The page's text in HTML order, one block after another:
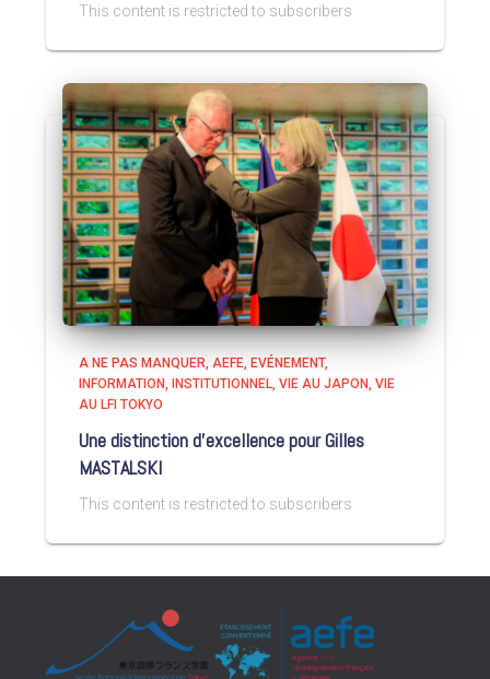
This content is restricted to subscribers
A NE PAS MANQUER AEFE EVÉNEMENT
INFORMATION
INSTITUTIONNEL VIE AU JAPON VIE
AU LFI TOKYO
Une distinction d’excellence pour Gilles
MASTALSKI
This content is restricted to subscribers